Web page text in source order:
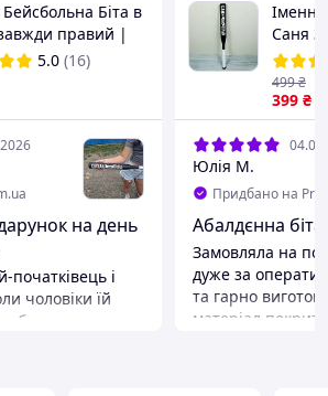
Біта в
правий |
і чоловічі імена
5.0 (16)
на день
і
чоловіки їй
або кричать
вона трішки
Саня
імена
399 ₴
499₴
Юлія М.
Придбано на
Абалдєнна біта)
Замовляла на
дуже за
та гарно
матеріал